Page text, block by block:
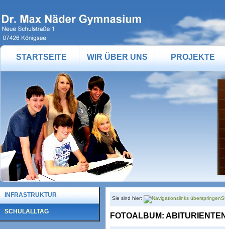
STARTSEITE WIR ÜBER UNS PROJEKTE
Sie sind hier:
FOTOALBUM:
INFRASTRUKTUR
SCHULALLTAG